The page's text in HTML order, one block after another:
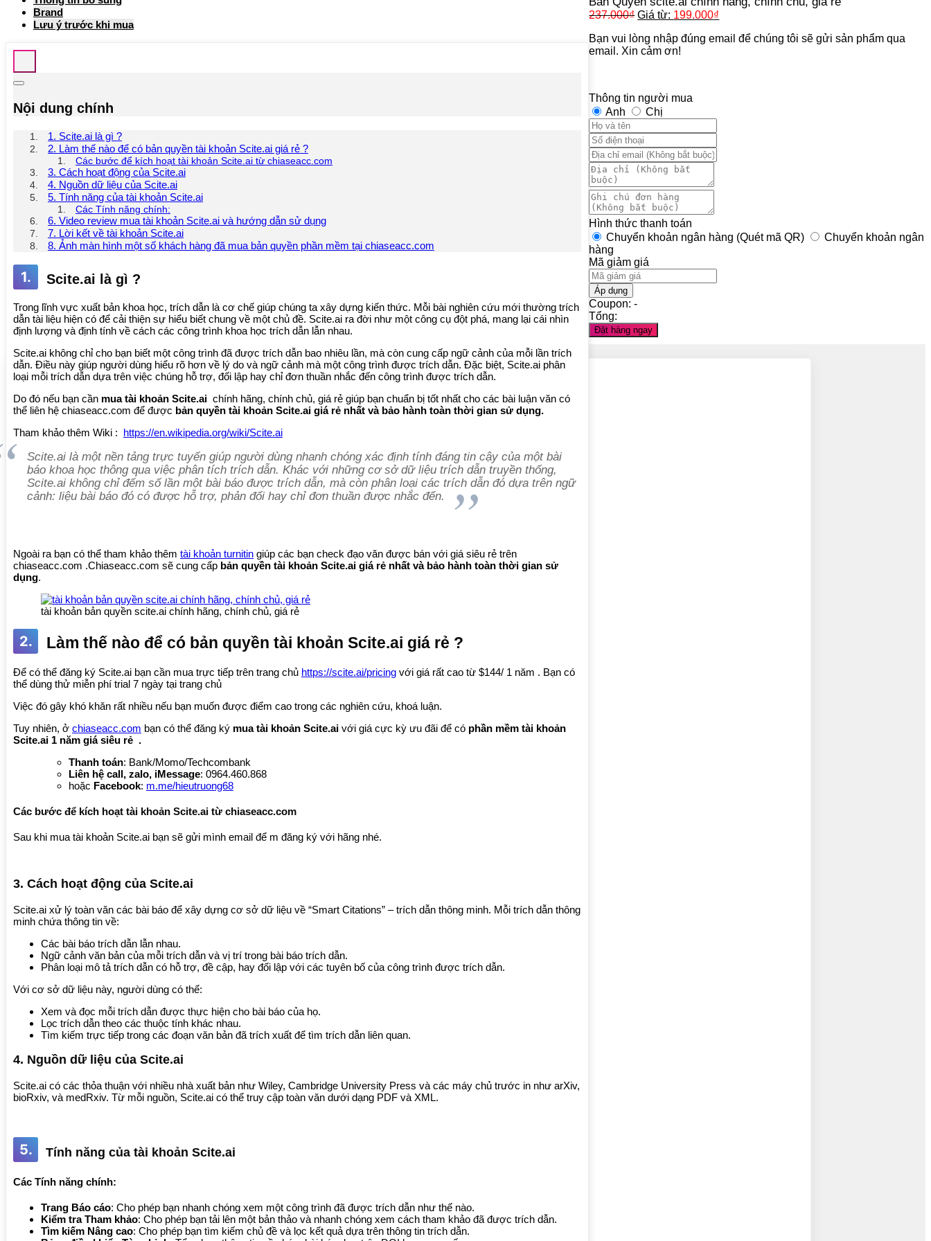
Brand
Lưu ý trước khi mua
Nội dung chính
1. Scite.ai là gì ?
2. Làm thế nào để có bản quyền tài khoản Scite.ai giá rẻ ?
Các bước để kích hoạt tài khoản Scite.ai từ chiaseacc.com
3. Cách hoạt động của Scite.ai
4. Nguồn dữ liệu của Scite.ai
5. Tính năng của tài khoản Scite.ai
Các Tính năng chính:
6. Video review mua tài khoản Scite.ai và hướng dẫn sử dụng
7. Lời kết về tài khoản Scite.ai
8. Ảnh màn hình một số khách hàng đã mua bản quyền phần mềm tại chiaseacc.com
1. Scite.ai là gì ?
Trong lĩnh vực xuất bản khoa học, trích dẫn là cơ chế giúp chúng ta xây dựng kiến thức. Mỗi bài nghiên cứu mới thường trích
dẫn tài liệu hiện có để cải thiện sự hiểu biết chung về một chủ đề. Scite.ai ra đời như một công cụ đột phá, mang lại cái nhìn
định lượng và định tính về cách các công trình khoa học trích dẫn lẫn nhau.
Scite.ai không chỉ cho bạn biết một công trình đã được trích dẫn bao nhiêu lần, mà còn cung cấp ngữ cảnh của mỗi lần trích
dẫn. Điều này giúp người dùng hiểu rõ hơn về lý do và ngữ cảnh mà một công trình được trích dẫn. Đặc biệt, Scite.ai phân
loại mỗi trích dẫn dựa trên việc chúng hỗ trợ, đối lập hay chỉ đơn thuần nhắc đến công trình được trích dẫn.
Do đó nếu bạn cần mua tài khoản Scite.ai chính hãng, chính chủ, giá rẻ giúp bạn chuẩn bị tốt nhất cho các bài luận văn có
thể liên hệ chiaseacc.com để được bản quyền tài khoản Scite.ai giá rẻ nhất và bảo hành toàn thời gian sử dụng.
Tham khảo thêm Wiki : https://en.wikipedia.org/wiki/Scite.ai
Scite.ai là một nền tảng trực tuyến giúp người dùng nhanh chóng xác định tính đáng tin cậy của một bài
báo khoa học thông qua việc phân tích trích dẫn. Khác với những cơ sở dữ liệu trích dẫn truyền thống,
Scite.ai không chỉ đếm số lần một bài báo được trích dẫn, mà còn phân loại các trích dẫn đó dựa trên ngữ
cảnh: liệu bài báo đó có được hỗ trợ, phản đối hay chỉ đơn thuần được nhắc đến.
Ngoài ra bạn có thể tham khảo thêm tài khoản turnitin giúp các bạn check đạo văn được bán với giá siêu rẻ trên
chiaseacc.com .Chiaseacc.com sẽ cung cấp bản quyền tài khoản Scite.ai giá rẻ nhất và bảo hành toàn thời gian sử
dụng.
tài khoản bản quyền scite.ai chính hãng, chính chủ, giá rẻ
2. Làm thế nào để có bản quyền tài khoản Scite.ai giá rẻ ?
Để có thể đăng ký Scite.ai bạn cần mua trực tiếp trên trang chủ https://scite.ai/pricing với giá rất cao từ $144/ 1 năm . Bạn có
thể dùng thử miễn phí trial 7 ngày tại trang chủ
Việc đó gây khó khăn rất nhiều nếu bạn muốn được điểm cao trong các nghiên cứu, khoá luận.
Tuy nhiên, ở chiaseacc.com bạn có thể đăng ký mua tài khoản Scite.ai với giá cực kỳ ưu đãi để có phần mềm tài khoản
Scite.ai 1 năm giá siêu rẻ .
Thanh toán: Bank/Momo/Techcombank
Liên hệ call, zalo, iMessage: 0964.460.868
hoặc Facebook: m.me/hieutruong68
Các bước để kích hoạt tài khoản Scite.ai từ chiaseacc.com
Sau khi mua tài khoản Scite.ai bạn sẽ gửi mình email để m đăng ký với hãng nhé.
3. Cách hoạt động của Scite.ai
Scite.ai xử lý toàn văn các bài báo để xây dựng cơ sở dữ liệu về “Smart Citations” – trích dẫn thông minh. Mỗi trích dẫn thông
minh chứa thông tin về:
Các bài báo trích dẫn lẫn nhau.
Ngữ cảnh văn bản của mỗi trích dẫn và vị trí trong bài báo trích dẫn.
Phân loại mô tả trích dẫn có hỗ trợ, đề cập, hay đối lập với các tuyên bố của công trình được trích dẫn.
Với cơ sở dữ liệu này, người dùng có thể:
Xem và đọc mỗi trích dẫn được thực hiện cho bài báo của họ.
Lọc trích dẫn theo các thuộc tính khác nhau.
Tìm kiếm trực tiếp trong các đoạn văn bản đã trích xuất để tìm trích dẫn liên quan.
4. Nguồn dữ liệu của Scite.ai
Scite.ai có các thỏa thuận với nhiều nhà xuất bản như Wiley, Cambridge University Press và các máy chủ trước in như arXiv,
bioRxiv, và medRxiv. Từ mỗi nguồn, Scite.ai có thể truy cập toàn văn dưới dạng PDF và XML.
5. Tính năng của tài khoản Scite.ai
Các Tính năng chính:
Trang Báo cáo: Cho phép bạn nhanh chóng xem một công trình đã được trích dẫn như thế nào.
Kiểm tra Tham khảo: Cho phép bạn tải lên một bản thảo và nhanh chóng xem cách tham khảo đã được trích dẫn.
Tìm kiếm Nâng cao: Cho phép bạn tìm kiếm chủ đề và lọc kết quả dựa trên thông tin trích dẫn.
237.000₫ Giá từ: 199.000₫
Bạn vui lòng nhập đúng email để chúng tôi sẽ gửi sản phẩm qua
email. Xin cảm ơn!
Thông tin người mua
Anh
Chị
Hình thức thanh toán
Chuyển khoản ngân hàng (Quét mã QR)
Chuyển khoản ngân
hàng
Mã giảm giá
Áp dụng
Coupon: -
Tổng:
Đặt hàng ngay